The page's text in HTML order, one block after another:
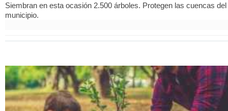
Siembran en esta ocasión 2.500 árboles. Protegen las cuencas del
municipio.